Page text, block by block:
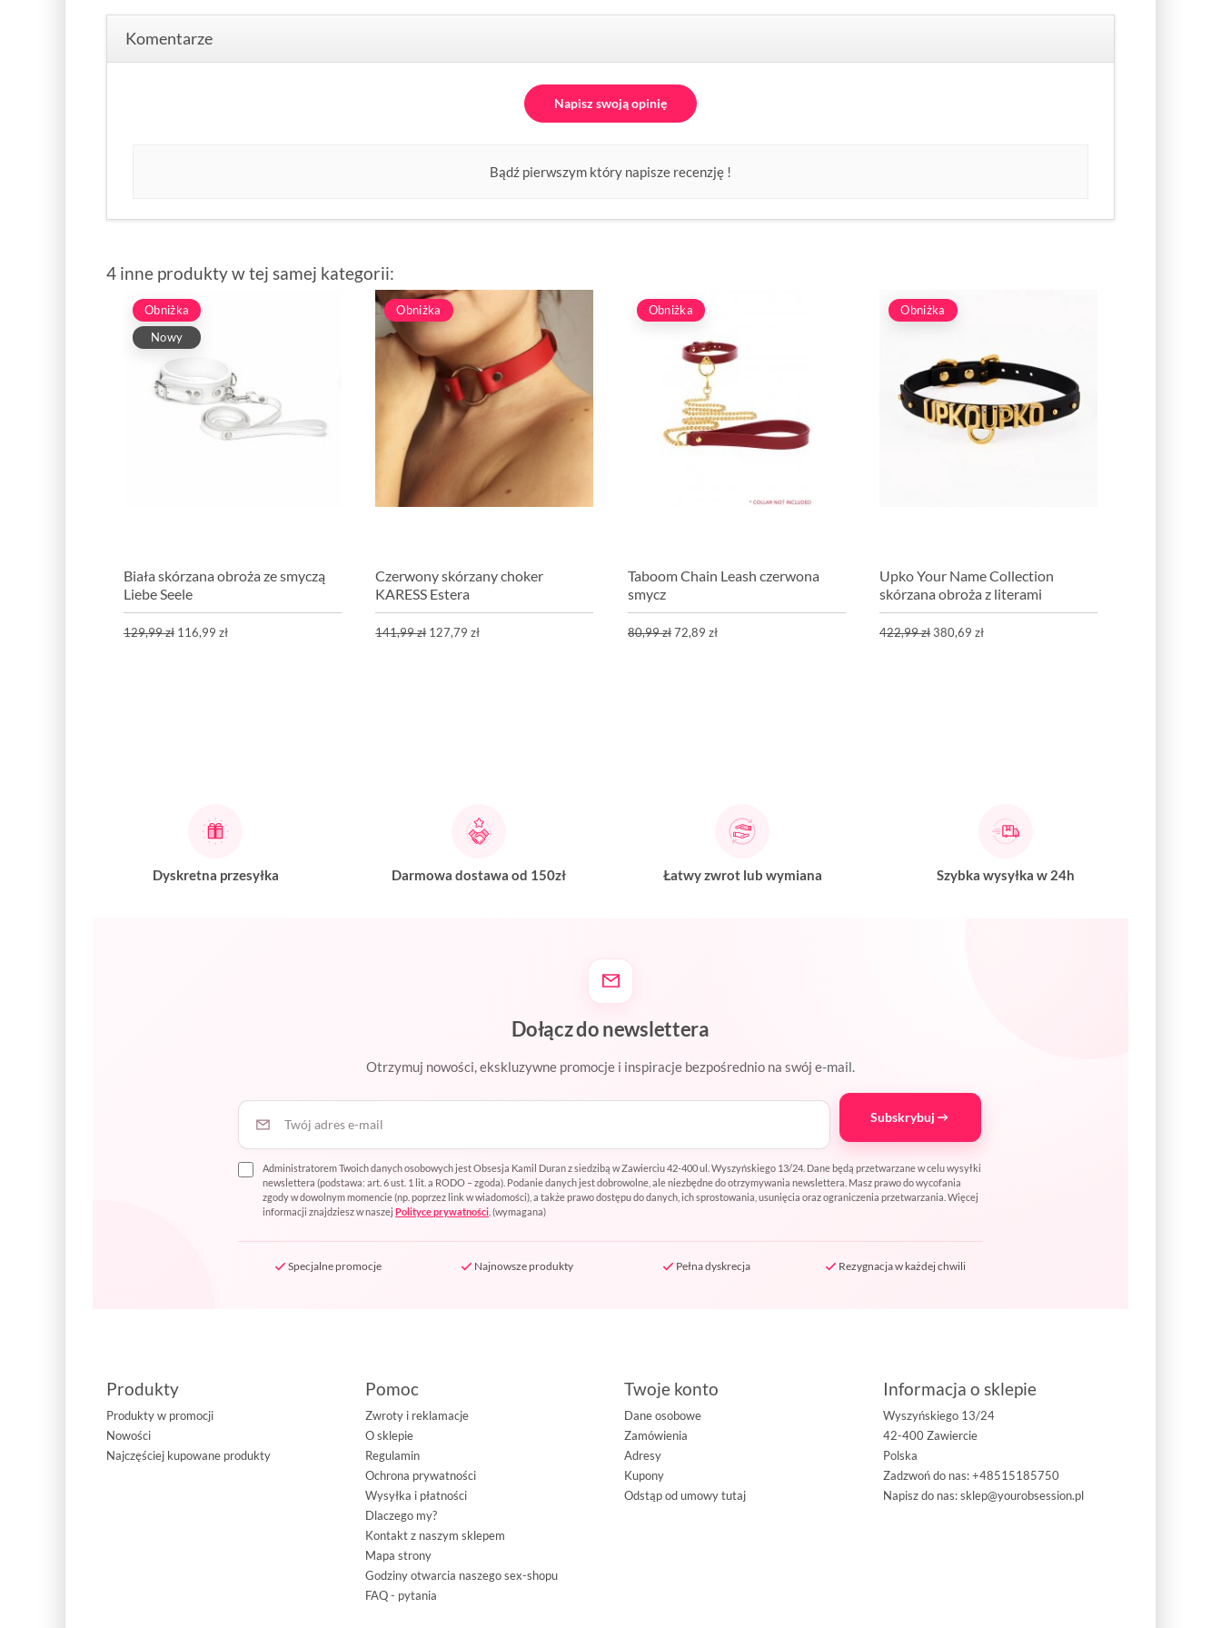
Komentarze
Napisz swoją opinię
Bądź pierwszym który napisze recenzję !
4 inne produkty w tej samej kategorii:
Obniżka
Nowy
Biała skórzana obroża ze smyczą
Liebe Seele
129,99 zł 116,99 zł
Obniżka
Czerwony skórzany choker
KARESS Estera
141,99 zł 127,79 zł
Obniżka
Taboom Chain Leash czerwona
smycz
80,99 zł 72,89 zł
Obniżka
Upko Your Name Collection
skórzana obroża z literami
422,99 zł380,69 zł
Dyskretna przesyłka Darmowa dostawa od 150zł Łatwy zwrot lub wymiana Szybka wysyłka w 24h
Dołącz do newslettera
Otrzymuj nowości, ekskluzywne promocje i inspiracje bezpośrednio na swój e-mail.
Twój adres e-mail
Subskrybuj
Administratorem Twoich danych osobowych jest Obsesja Kamil Duran z siedzibą w Zawierciu 42-400 ul. Wyszyńskiego 13/24. Dane będą przetwarzane w celu wysyłki
newslettera (podstawa: art. 6 ust. 1 lit. a RODO – zgoda). Podanie danych jest dobrowolne, ale niezbędne do otrzymywania newslettera. Masz prawo do wycofania
zgody w dowolnym momencie (np. poprzez link w wiadomości), a także prawo dostępu do danych, ich sprostowania, usunięcia oraz ograniczenia przetwarzania. Więcej
informacji znajdziesz w naszej Polityce prywatności (wymagana)
Specjalne promocje Najnowsze produkty Pełna dyskrecja Rezygnacja w każdej chwili
Produkty
Produkty w promocji
Nowości
Najczęściej kupowane produkty
Pomoc
Zwroty i reklamacje
O sklepie
Regulamin
Ochrona prywatności
Wysyłka i płatności
Dlaczego my?
Kontakt z naszym sklepem
Mapa strony
Godziny otwarcia naszego sex-shopu
FAQ - pytania
Twoje konto
Dane osobowe
Zamówienia
Adresy
Kupony
Odstąp od umowy tutaj
Informacja o sklepie
Wyszyńskiego 13/24
42-400 Zawiercie
Polska
Zadzwoń do nas:+48515185750
Napisz do nas:sklep@yourobsession.pl